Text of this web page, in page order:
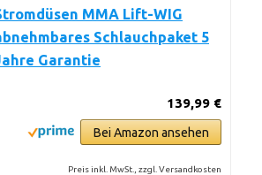
MMA Lift-WIG
Schlauchpaket 5
Garantie
139,99 €
Bei Amazon ansehen
Preis inkl. MwSt., zzgl. Versandkosten